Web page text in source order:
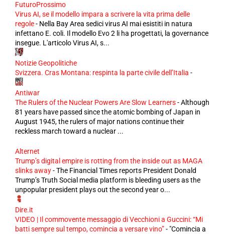
FuturoProssimo
Virus AI, se il modello impara a scrivere la vita prima delle
regole- Nella Bay Area sedici virus AI mai esistiti in natura
infettano E. coli. Il modello Evo 2 li ha progettati, la governance
insegue. L'articolo Virus AI, s...
Notizie Geopolitiche
Svizzera. Cras Montana: respinta la parte civile dell’Italia -
Antiwar
The Rulers of the Nuclear Powers Are Slow Learners-Although
81 years have passed since the atomic bombing of Japan in
August 1945, the rulers of major nations continue their
reckless march toward a nuclear ...
Alternet
Trump’s digital empire is rotting from the inside out as MAGA
slinks away-The Financial Times reports President Donald
Trump’s Truth Social media platform is bleeding users as the
unpopular president plays out the second year o...
Dire.it
VIDEO | Il commovente messaggio di Vecchioni a Guccini: “Mi
batti sempre sul tempo, comincia a versare vino”- "Comincia a